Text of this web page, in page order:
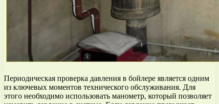
Периодическая проверка давления в бойлере является одним
из ключевых моментов технического обслуживания. Для
этого необходимо использовать манометр, который позволяет